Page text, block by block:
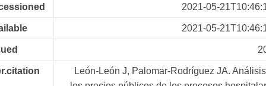
2021-05-
2021-05-
León-León J, Palomar-Rodríguez JA.